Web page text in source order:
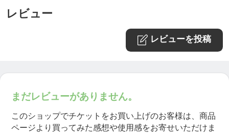
レビュー
レビューを投稿
まだレビューがありません。
このショップでチケットをお買い上げのお客様は、商品
ページより買ってみた感想や使用感をお寄せいただけま